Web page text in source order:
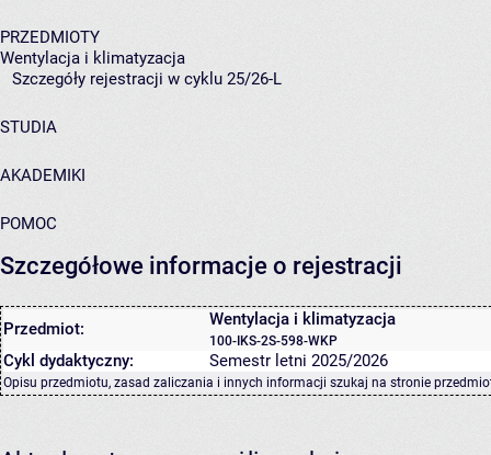
PRZEDMIOTY
Wentylacja i klimatyzacja
Szczegóły rejestracji w cyklu 25/26-L
STUDIA
AKADEMIKI
POMOC
Szczegółowe informacje o rejestracji
Przedmiot: Wentylacja i klimatyzacja
100-IKS-2S-598-WKP
Cykl dydaktyczny: Semestr letni 2025/2026
Opisu przedmiotu, zasad zaliczania i innych informacji szukaj na stronie